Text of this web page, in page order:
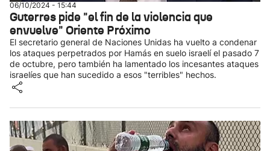
06/10/2024 - 15:44
Guterres pide "el fin de la violencia que
envuelve" Oriente Próximo
El secretario general de Naciones Unidas ha vuelto a condenar
los ataques perpetrados por Hamás en suelo israelí el pasado 7
de octubre, pero también ha lamentado los incesantes ataques
israelíes que han sucedido a esos "terribles" hechos.